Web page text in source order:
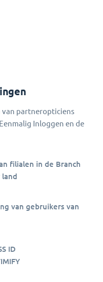
van partneropticiens
Inloggen en de
filialen in de Branch
land
van gebruikers van
ID